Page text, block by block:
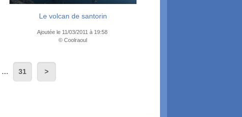
Le volcan de santorin
Ajoutée le 11/03/2011 à 19:58
© Coolraoul
… 31